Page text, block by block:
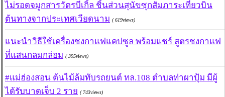
ไม่รอดจมูกสารวัตรบีเกิ้ล ชิ้นส่วนสุนัขซุกสัมภาระเที่ยวบิน
ต้นทางจากประเทศเวียดนาม ( 619views)
แนะนำวิธีใช้เครื่องชงกาแฟแคปซูล พร้อมแชร์ สูตรชงกาแฟ
ที่แสนกลมกล่อม ( 395views)
#แม่ฮ่องสอน ต้นไม้ล้มทับรถยนต์ ทล.108 ตำบลท่าผาปุ้ม มีผู้
ได้รับบาดเจ็บ 2 ราย ( 743views)